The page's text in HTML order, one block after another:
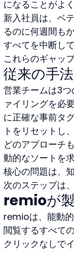
になることがよ
新入社員は、ベ
るのに何週間も
すべてを中断し
これらのギャッ
従来の手
営業チームは3
ァイリングを必
に正確な事前タ
トをリセットし
どのアプローチ
動的なソートを
核心の問題は、
次のステップは
remioが
remioは、能動
閲覧するすべて
クリックなしで